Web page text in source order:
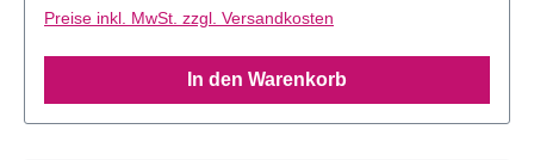
Preise inkl. MwSt. zzgl. Versandkosten
In den Warenkorb